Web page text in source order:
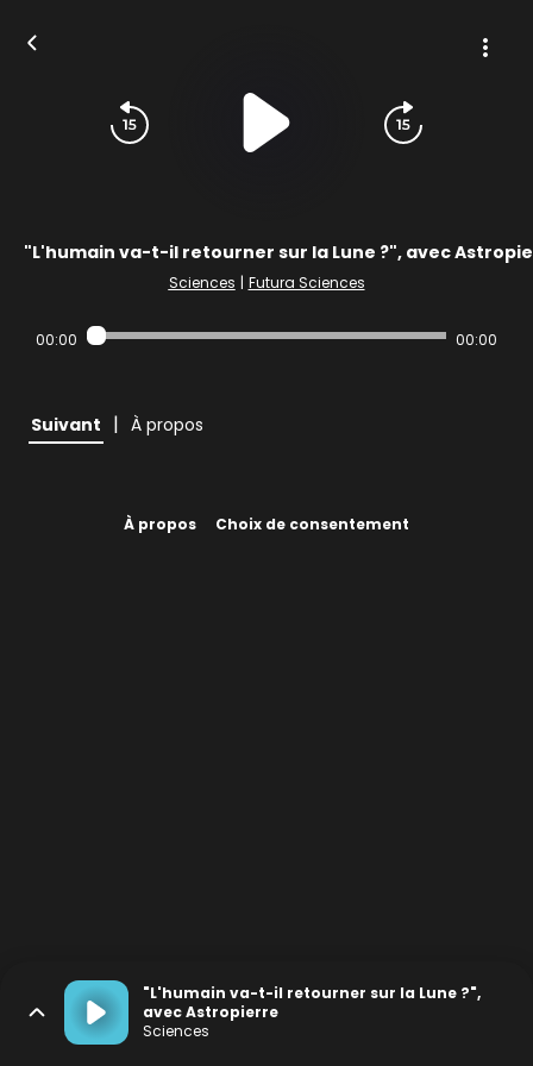
"L'humain va-t-il retourner sur la Lune ?", avec
Sciences | Futura Sciences
00:00 00:00
Suivant | À propos
À propos Choix de consentement
"L'humain va-t-il retourner sur la Lune ?",
avec Astropierre
Sciences